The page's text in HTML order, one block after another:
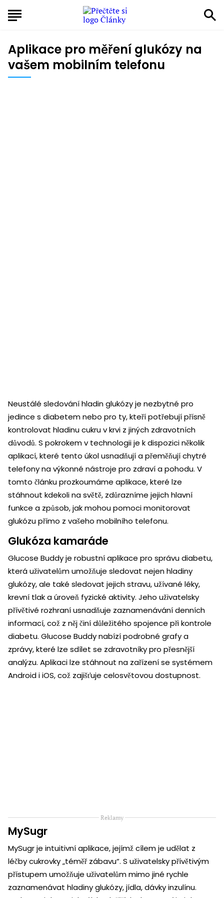
Aplikace pro měření glukózy na
vašem mobilním telefonu
Neustálé sledování hladin glukózy je nezbytné pro
jedince s diabetem nebo pro ty, kteří potřebují přísně
kontrolovat hladinu cukru v krvi z jiných zdravotních
důvodů. S pokrokem v technologii je k dispozici několik
aplikací, které tento úkol usnadňují a přeměňují chytré
telefony na výkonné nástroje pro zdraví a pohodu. V
tomto článku prozkoumáme aplikace, které lze
stáhnout kdekoli na světě, zdůrazníme jejich hlavní
funkce a způsob, jak mohou pomoci monitorovat
glukózu přímo z vašeho mobilního telefonu.
Glukóza kamaráde
Glucose Buddy je robustní aplikace pro správu diabetu,
která uživatelům umožňuje sledovat nejen hladiny
glukózy, ale také sledovat jejich stravu, užívané léky,
krevní tlak a úroveň fyzické aktivity. Jeho uživatelsky
přívětivé rozhraní usnadňuje zaznamenávání denních
informací, což z něj činí důležitého spojence při kontrole
diabetu. Glucose Buddy nabízí podrobné grafy a
zprávy, které lze sdílet se zdravotníky pro přesnější
analýzu. Aplikaci lze stáhnout na zařízení se systémem
Android i iOS, což zajišťuje celosvětovou dostupnost.
Reklamy
MySugr
MySugr je intuitivní aplikace, jejímž cílem je udělat z
léčby cukrovky „téměř zábavu“. S uživatelsky přívětivým
přístupem umožňuje uživatelům mimo jiné rychle
zaznamenávat hladiny glukózy, jídla, dávky inzulínu.